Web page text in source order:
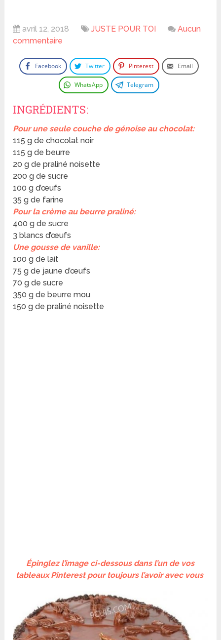
avril 12, 2018 JUSTE POUR TOI
Aucun
commentaire
Facebook Twitter Pinterest Email
WhatsApp Telegram
INGRÉDIENTS:
Pour une seule couche de génoise au chocolat:
115 g de chocolat noir
115 g de beurre
20 g de praliné noisette
200 g de sucre
100 g d’œufs
35 g de farine
Pour la crème au beurre praliné:
400 g de sucre
3 blancs d’œufs
Une gousse de vanille:
100 g de lait
75 g de jaune d’œufs
70 g de sucre
350 g de beurre mou
150 g de praliné noisette
Épinglez l’image ci-dessous dans l’un de vos
tableaux Pinterest pour toujours l’avoir avec vous